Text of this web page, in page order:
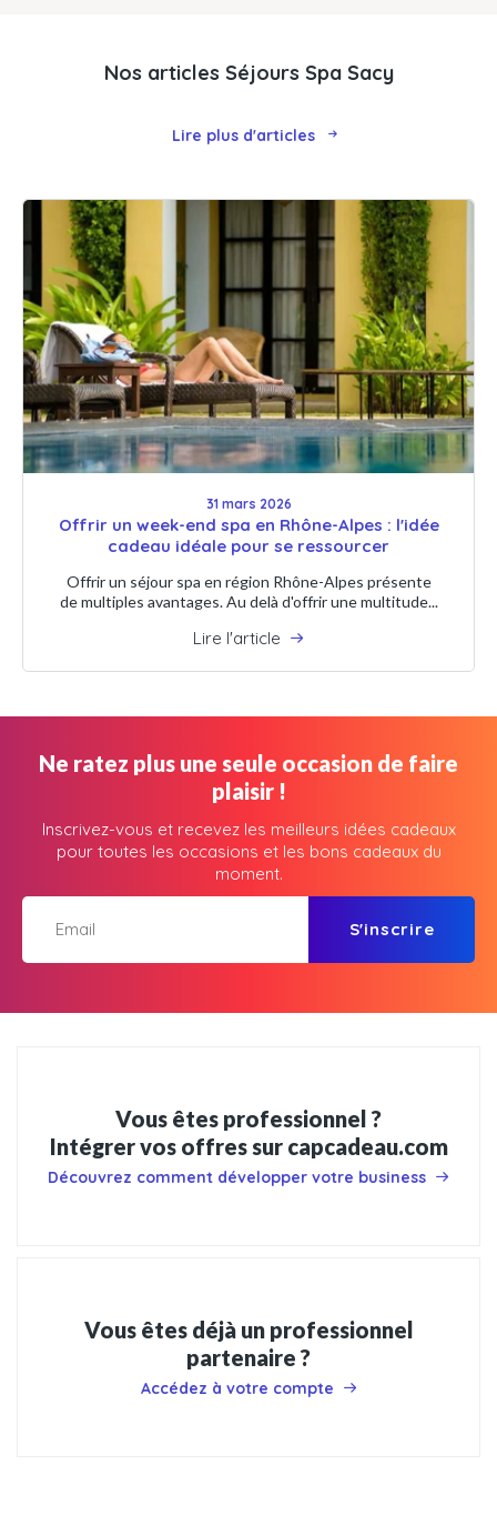
Nos articles Séjours Spa Sacy
Lire plus d'articles
31 mars 2026
Offrir un week-end spa en Rhône-Alpes : l'idée
cadeau idéale pour se ressourcer
Offrir un séjour spa en région Rhône-Alpes présente
de multiples avantages. Au delà d'offrir une multitude...
Lire l'article
Ne ratez plus une seule occasion de faire
plaisir !
Inscrivez-vous et recevez les meilleurs idées cadeaux
pour toutes les occasions et les bons cadeaux du
moment.
S'inscrire
Vous êtes professionnel ?
Intégrer vos offres sur capcadeau.com
Découvrez comment développer votre business
Vous êtes déjà un professionnel
partenaire ?
Accédez à votre compte